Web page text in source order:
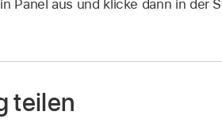
Panel aus und klicke dann in der
teilen